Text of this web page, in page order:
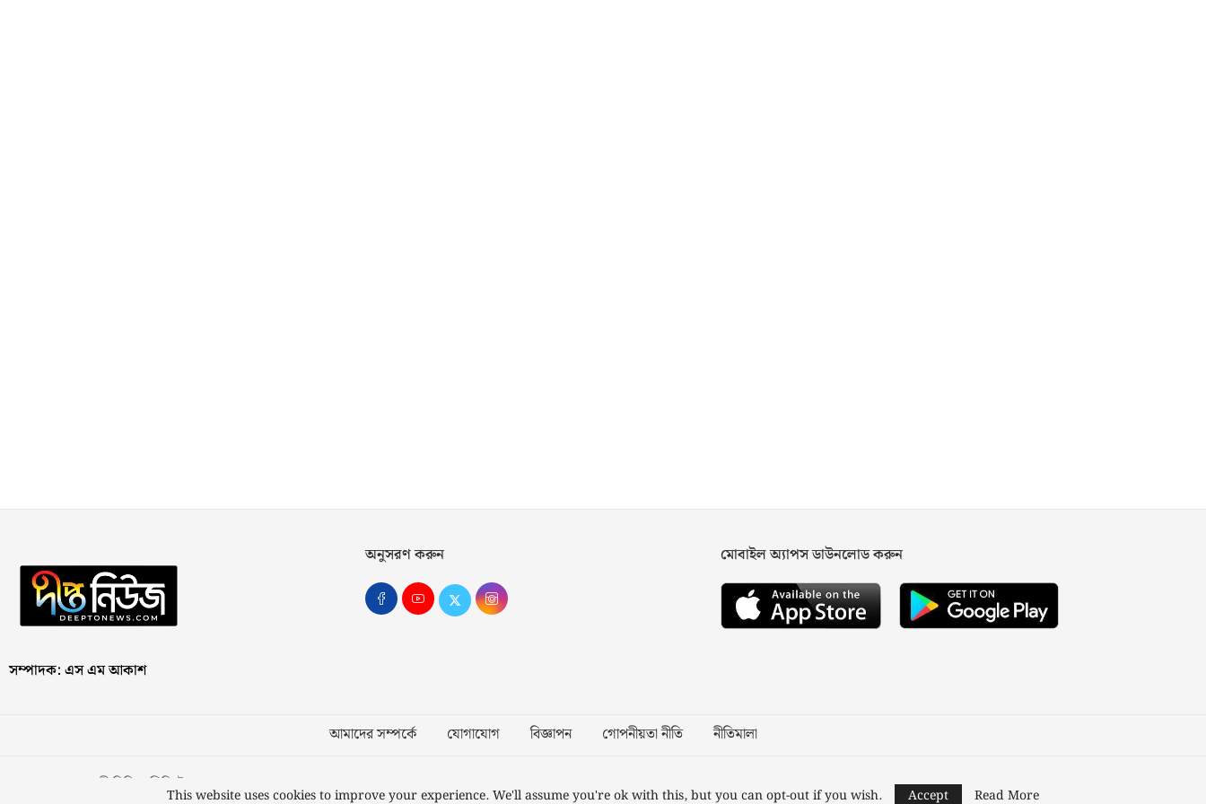
সম্পাদক: এস এম আকাশ
অনুসরণ করুন মোবাইল অ্যাপস ডাউনলোড করুন
আমাদের সম্পর্কে যোগাযোগ বিজ্ঞাপন গোপনীয়তা নীতি নীতিমালা
স্বত্ব © ২০২৩ কাজী মিডিয়া লিমিটেড Designed and Developed byNusratech Pte Ltd.
This website uses cookies to improve your experience. We'll assume you're ok with this, but you can opt-out if you wish. Accept Read More